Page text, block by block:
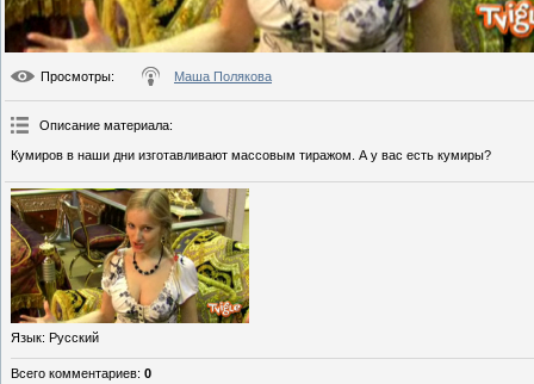
Просмотры: Маша Полякова
Описание материала:
Кумиров в наши дни изготавливают массовым тиражом. А у вас есть кумиры?
Язык: Русский
Всего комментариев: 0